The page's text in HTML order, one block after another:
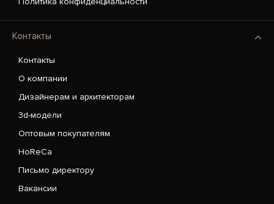
Контакты
Контакты
О компании
Дизайнерам и архитекторам
3d-модели
Оптовым покупателям
HoReCa
Письмо директору
Вакансии